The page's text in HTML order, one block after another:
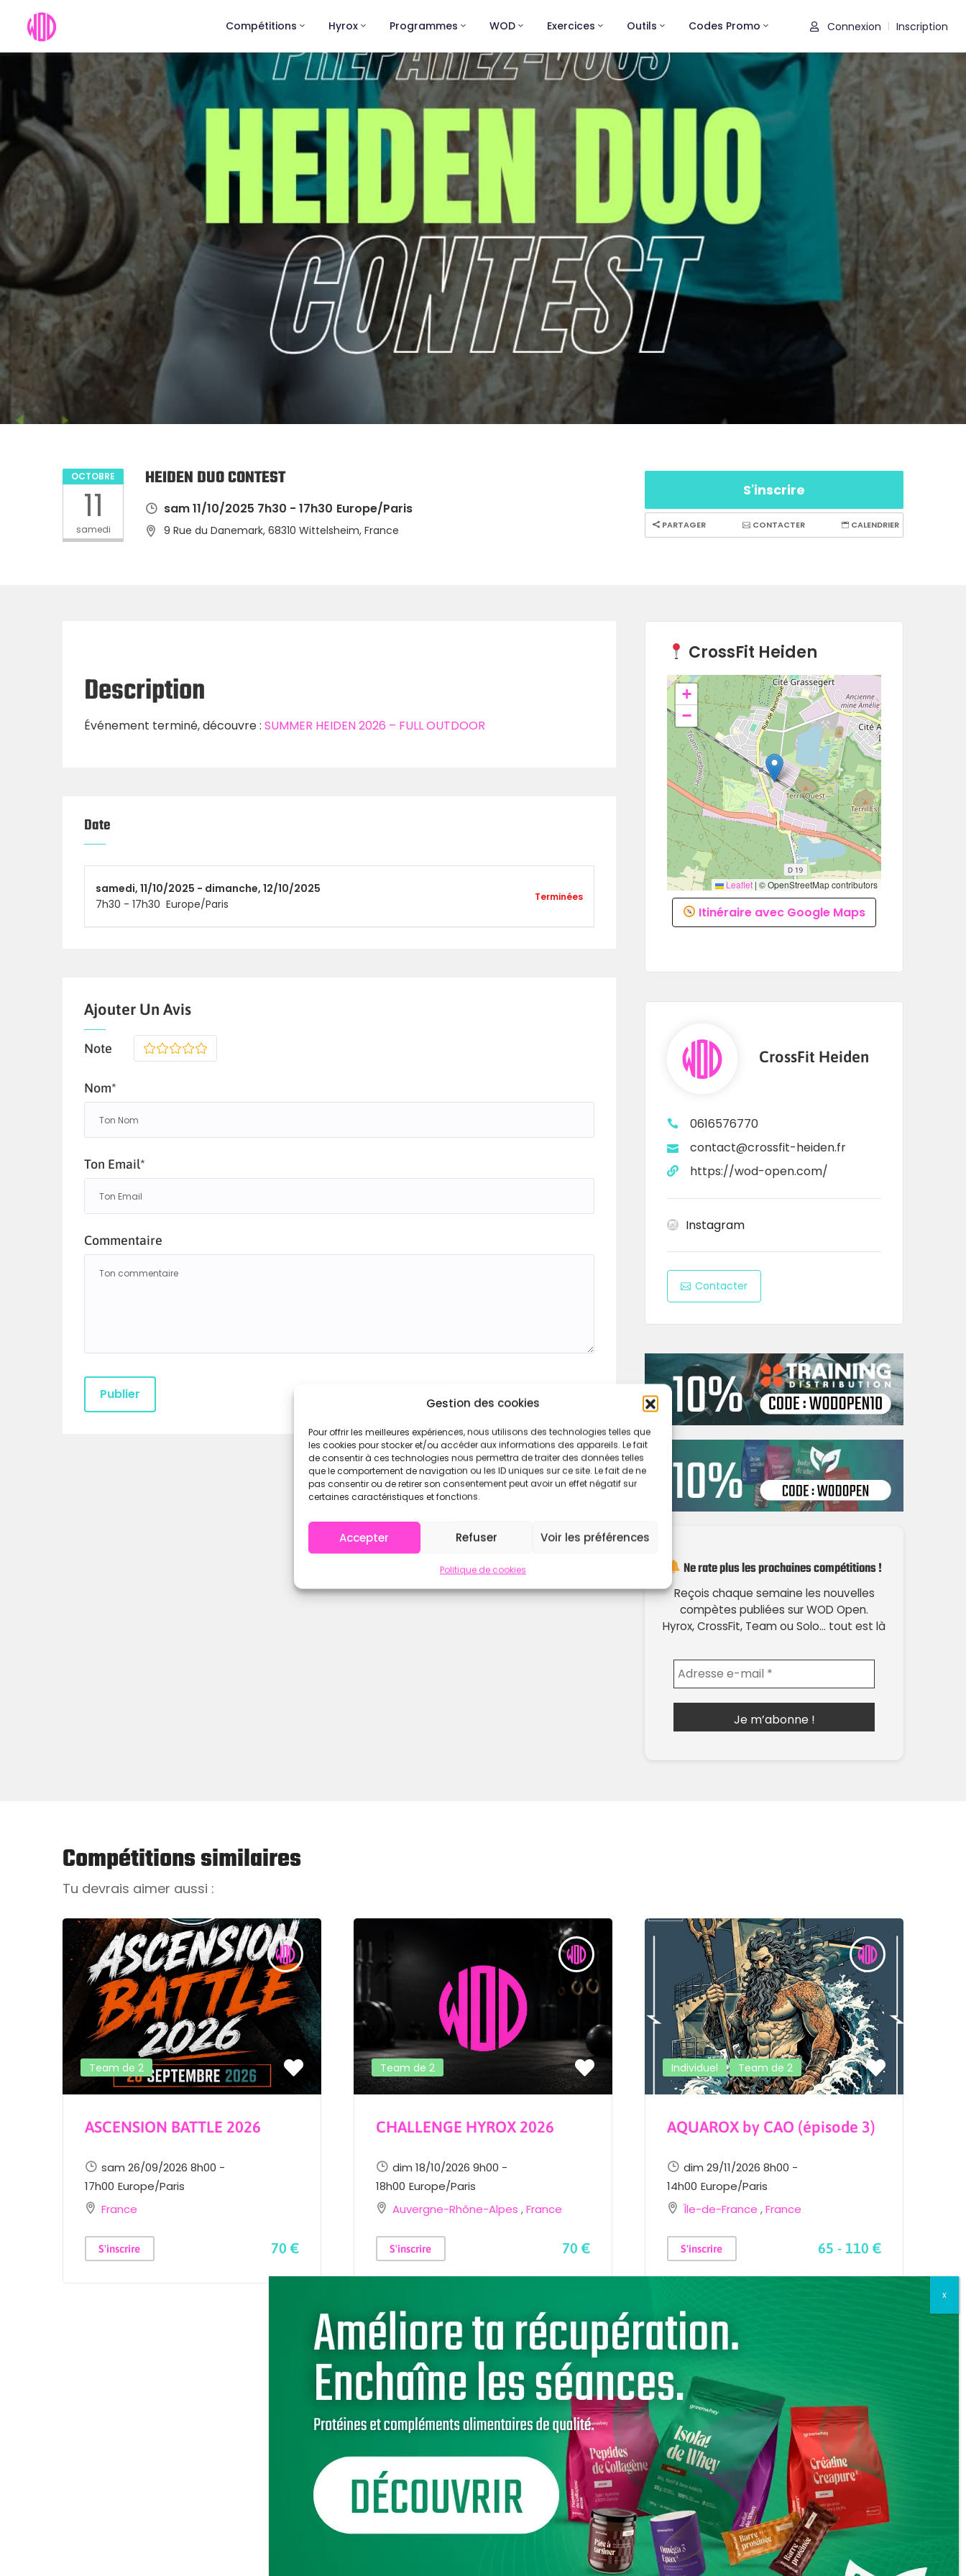
Gestion des cookies
Pour offrir les meilleures expériences, nous utilisons des technologies telles que
les cookies pour stocker et/ou accéder aux informations des appareils. Le fait
de consentir à ces technologies nous permettra de traiter des données telles
que le comportement de navigation ou les ID uniques sur ce site. Le fait de ne
pas consentir ou de retirer son consentement peut avoir un effet négatif sur
certaines caractéristiques et fonctions.
Accepter Refuser Voir les préférences
Politique de cookies
Compétitions Hyrox Programmes WOD Exercices Outils Codes Promo Connexion Inscription
OCTOBRE
11
samedi
HEIDEN DUO CONTEST
sam 11/10/2025 7h30 - 17h30 Europe/Paris
9 Rue du Danemark, 68310 Wittelsheim, France
S'inscrire
PARTAGER CONTACTER CALENDRIER
Description
Événement terminé, découvre : SUMMER HEIDEN 2026 – FULL OUTDOOR
Date
samedi, 11/10/2025 - dimanche, 12/10/2025
7h30 - 17h30 Europe/Paris
Terminées
Ajouter Un Avis
Note 5
4
3
2
Nom*
Ton Email*
Commentaire
CrossFit Heiden
+
−
Leaflet | © OpenStreetMap contributors
Itinéraire avec Google Maps
CrossFit Heiden
0616576770
contact@crossfit-heiden.fr
https://wod-open.com/
Instagram
Contacter
Ne rate plus les prochaines compétitions !
Reçois chaque semaine les nouvelles
compètes publiées sur WOD Open.
Hyrox, CrossFit, Team ou Solo… tout est là
Compétitions similaires
Tu devrais aimer aussi :
Team de 2
ASCENSION BATTLE 2026
sam 26/09/2026 8h00 -
17h00 Europe/Paris
France
S'inscrire 70 €
Team de 2
CHALLENGE HYROX 2026
dim 18/10/2026 9h00 -
18h00 Europe/Paris
Auvergne-Rhône-Alpes ,France
S'inscrire 70 €
Individuel Team de 2
AQUAROX by CAO (épisode 3)
dim 29/11/2026 8h00 -
14h00 Europe/Paris
Île-de-France ,France
S'inscrire 65 - 110 €